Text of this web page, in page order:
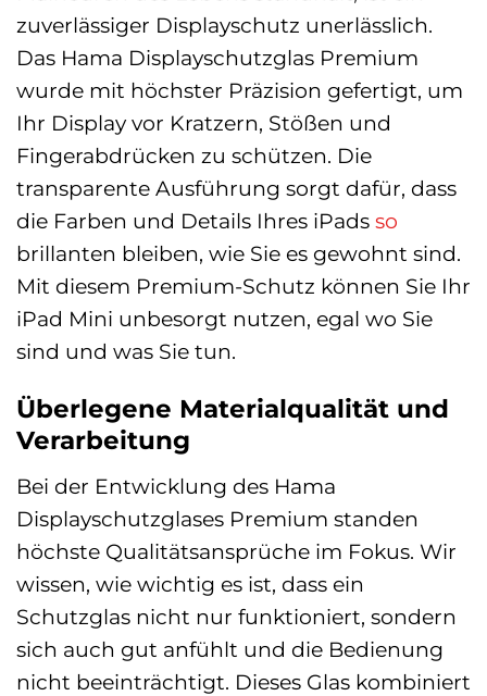
zuverlässiger Displayschutz unerlässlich.
Das Hama Displayschutzglas Premium
wurde mit höchster Präzision gefertigt, um
Ihr Display vor Kratzern, Stößen und
Fingerabdrücken zu schützen. Die
transparente Ausführung sorgt dafür, dass
die Farben und Details Ihres iPads so
brillanten bleiben, wie Sie es gewohnt sind.
Mit diesem Premium-Schutz können Sie Ihr
iPad Mini unbesorgt nutzen, egal wo Sie
sind und was Sie tun.
Überlegene Materialqualität und
Verarbeitung
Bei der Entwicklung des Hama
Displayschutzglases Premium standen
höchste Qualitätsansprüche im Fokus. Wir
wissen, wie wichtig es ist, dass ein
Schutzglas nicht nur funktioniert, sondern
sich auch gut anfühlt und die Bedienung
nicht beeinträchtigt. Dieses Glas kombiniert